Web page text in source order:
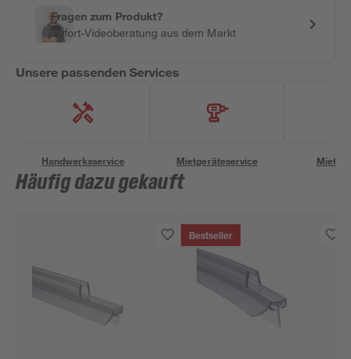
Fragen zum Produkt?
Sofort-Videoberatung aus dem Markt
Unsere passenden Services
Handwerksservice Mietgeräteservice
Häufig dazu gekauft
Bestseller